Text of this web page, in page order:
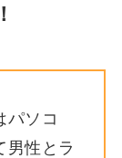
パソコ
男性とラ